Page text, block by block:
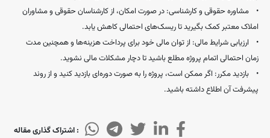
• مشاوره حقوقی و کارشناسی: در صورت امکان، از کارشناسان حقوقی و مشاوران
املاک معتبر کمک بگیرید تا ریسک‌های احتمالی کاهش یابد.
• ارزیابی شرایط مالی: از توان مالی خود برای پرداخت هزینه‌ها و همچنین مدت
زمان احتمالی اتمام پروژه مطلع باشید تا دچار مشکلات مالی نشوید.
• بازدید مکرر: اگر ممکن است، پروژه را به صورت دوره‌ای بازدید کنید و از روند
پیشرفت آن اطلاع داشته باشید.
: اشتراک گذاری مقاله